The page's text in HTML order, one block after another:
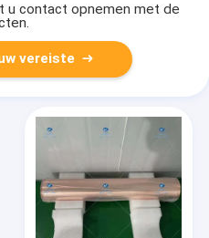
u contact opnemen met de
vereiste